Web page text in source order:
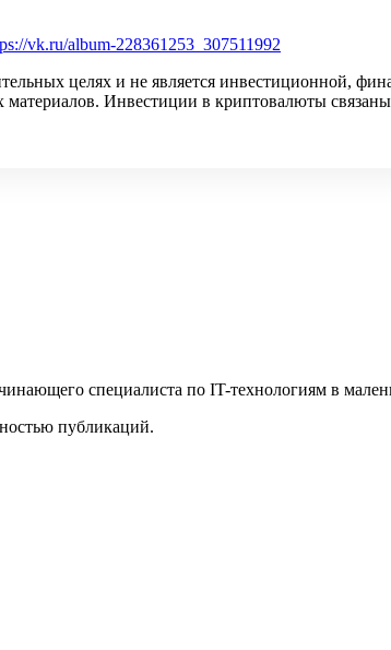
vk.ru/album-228361253_307511992
целях и не является инвестиционной,
Инвестиции в криптовалюты
специалиста по IT-технологиям в
публикаций.